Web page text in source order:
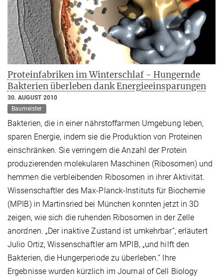
Proteinfabriken im Winterschlaf - Hungernde
Bakterien überleben dank Energieeinsparungen
30. AUGUST 2010
Baumeister
Bakterien, die in einer nährstoffarmen Umgebung leben,
sparen Energie, indem sie die Produktion von Proteinen
einschränken. Sie verringern die Anzahl der Protein
produzierenden molekularen Maschinen (Ribosomen) und
hemmen die verbleibenden Ribosomen in ihrer Aktivität.
Wissenschaftler des Max-Planck-Instituts für Biochemie
(MPIB) in Martinsried bei München konnten jetzt in 3D
zeigen, wie sich die ruhenden Ribosomen in der Zelle
anordnen. „Der inaktive Zustand ist umkehrbar“, erläutert
Julio Ortiz, Wissenschaftler am MPIB, „und hilft den
Bakterien, die Hungerperiode zu überleben.“ Ihre
Ergebnisse wurden kürzlich im Journal of Cell Biology